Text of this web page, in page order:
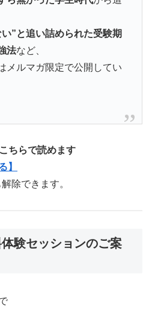
”と追い詰められた受験期
法など、
メルマガ限定で公開してい
ちらで読めます
】
除できます。
験セッションのご案